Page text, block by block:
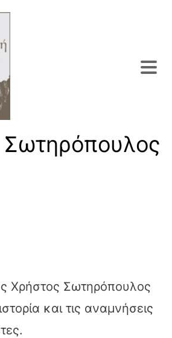
Χρήστος Σωτηρόπουλος
και τις αναμνήσεις